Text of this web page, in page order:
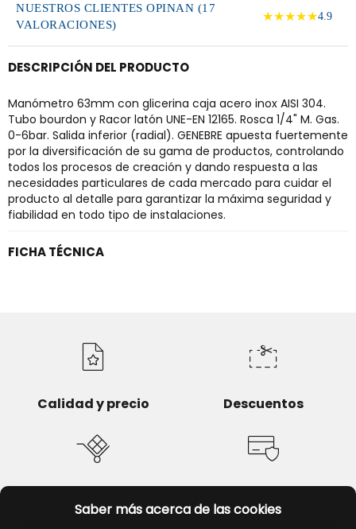
Saber más acerca de las cookies
NUESTROS CLIENTES OPINAN (17
VALORACIONES)
★★★★★4.9
DESCRIPCIÓN DEL PRODUCTO
Manómetro 63mm con glicerina caja acero inox AISI 304.
Tubo bourdon y Racor latón UNE-EN 12165. Rosca 1/4" M. Gas.
0-6bar. Salida inferior (radial). GENEBRE apuesta fuertemente
por la diversificación de su gama de productos, controlando
todos los procesos de creación y dando respuesta a las
necesidades particulares de cada mercado para cuidar el
producto al detalle para garantizar la máxima seguridad y
fiabilidad en todo tipo de instalaciones.
FICHA TÉCNICA
Calidad y precio Descuentos